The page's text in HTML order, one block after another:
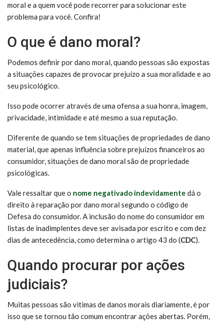
moral e a quem você pode recorrer para solucionar este
problema para você. Confira!
O que é dano moral?
Podemos definir por dano moral, quando pessoas são expostas
a situações capazes de provocar prejuízo a sua moralidade e ao
seu psicológico.
Isso pode ocorrer através de uma ofensa a sua honra, imagem,
privacidade, intimidade e até mesmo a sua reputação.
Diferente de quando se tem situações de propriedades de dano
material, que apenas influência sobre prejuízos financeiros ao
consumidor, situações de dano moral são de propriedade
psicológicas.
Vale ressaltar que o nome negativado indevidamente dá o
direito à reparação por dano moral segundo o código de
Defesa do consumidor. A inclusão do nome do consumidor em
listas de inadimplentes deve ser avisada por escrito e com dez
dias de antecedência, como determina o artigo 43 do (CDC).
Quando procurar por ações
judiciais?
Muitas pessoas são vitimas de danos morais diariamente, é por
isso que se tornou tão comum encontrar ações abertas. Porém,